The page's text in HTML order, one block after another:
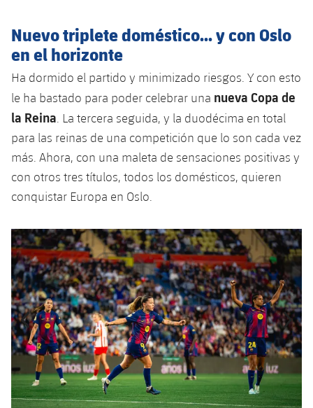
Nuevo triplete doméstico... y con Oslo
en el horizonte
Ha dormido el partido y minimizado riesgos. Y con esto
le ha bastado para poder celebrar una nueva Copa de
la Reina . La tercera seguida, y la duodécima en total
para las reinas de una competición que lo son cada vez
más. Ahora, con una maleta de sensaciones positivas y
con otros tres títulos, todos los domésticos, quieren
conquistar Europa en Oslo.
Anterior
label.aria.chevronleft Siguiente